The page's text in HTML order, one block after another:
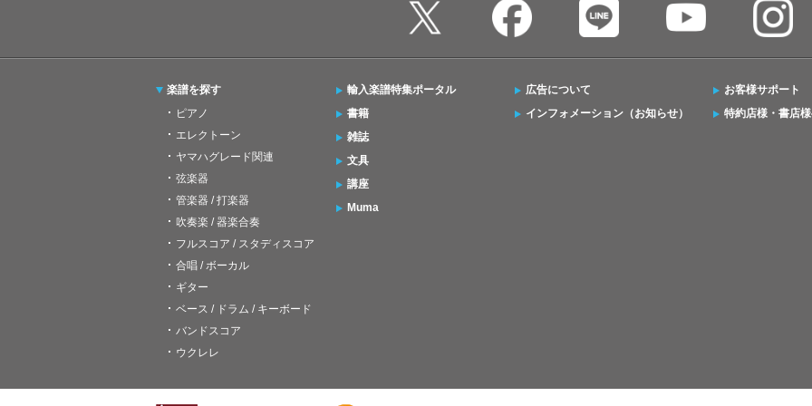
楽譜を探す
ピアノ
エレクトーン
ヤマハグレード関連
弦楽器
管楽器 / 打楽器
吹奏楽 / 器楽合奏
フルスコア / スタディスコア
合唱 / ボーカル
ギター
ベース / ドラム / キーボード
バンドスコア
ウクレレ
輸入楽譜特集ポータル
書籍
雑誌
文具
講座
Muma
広告について
インフォメーション（お知らせ）
お客様サポート
特約店様・書店